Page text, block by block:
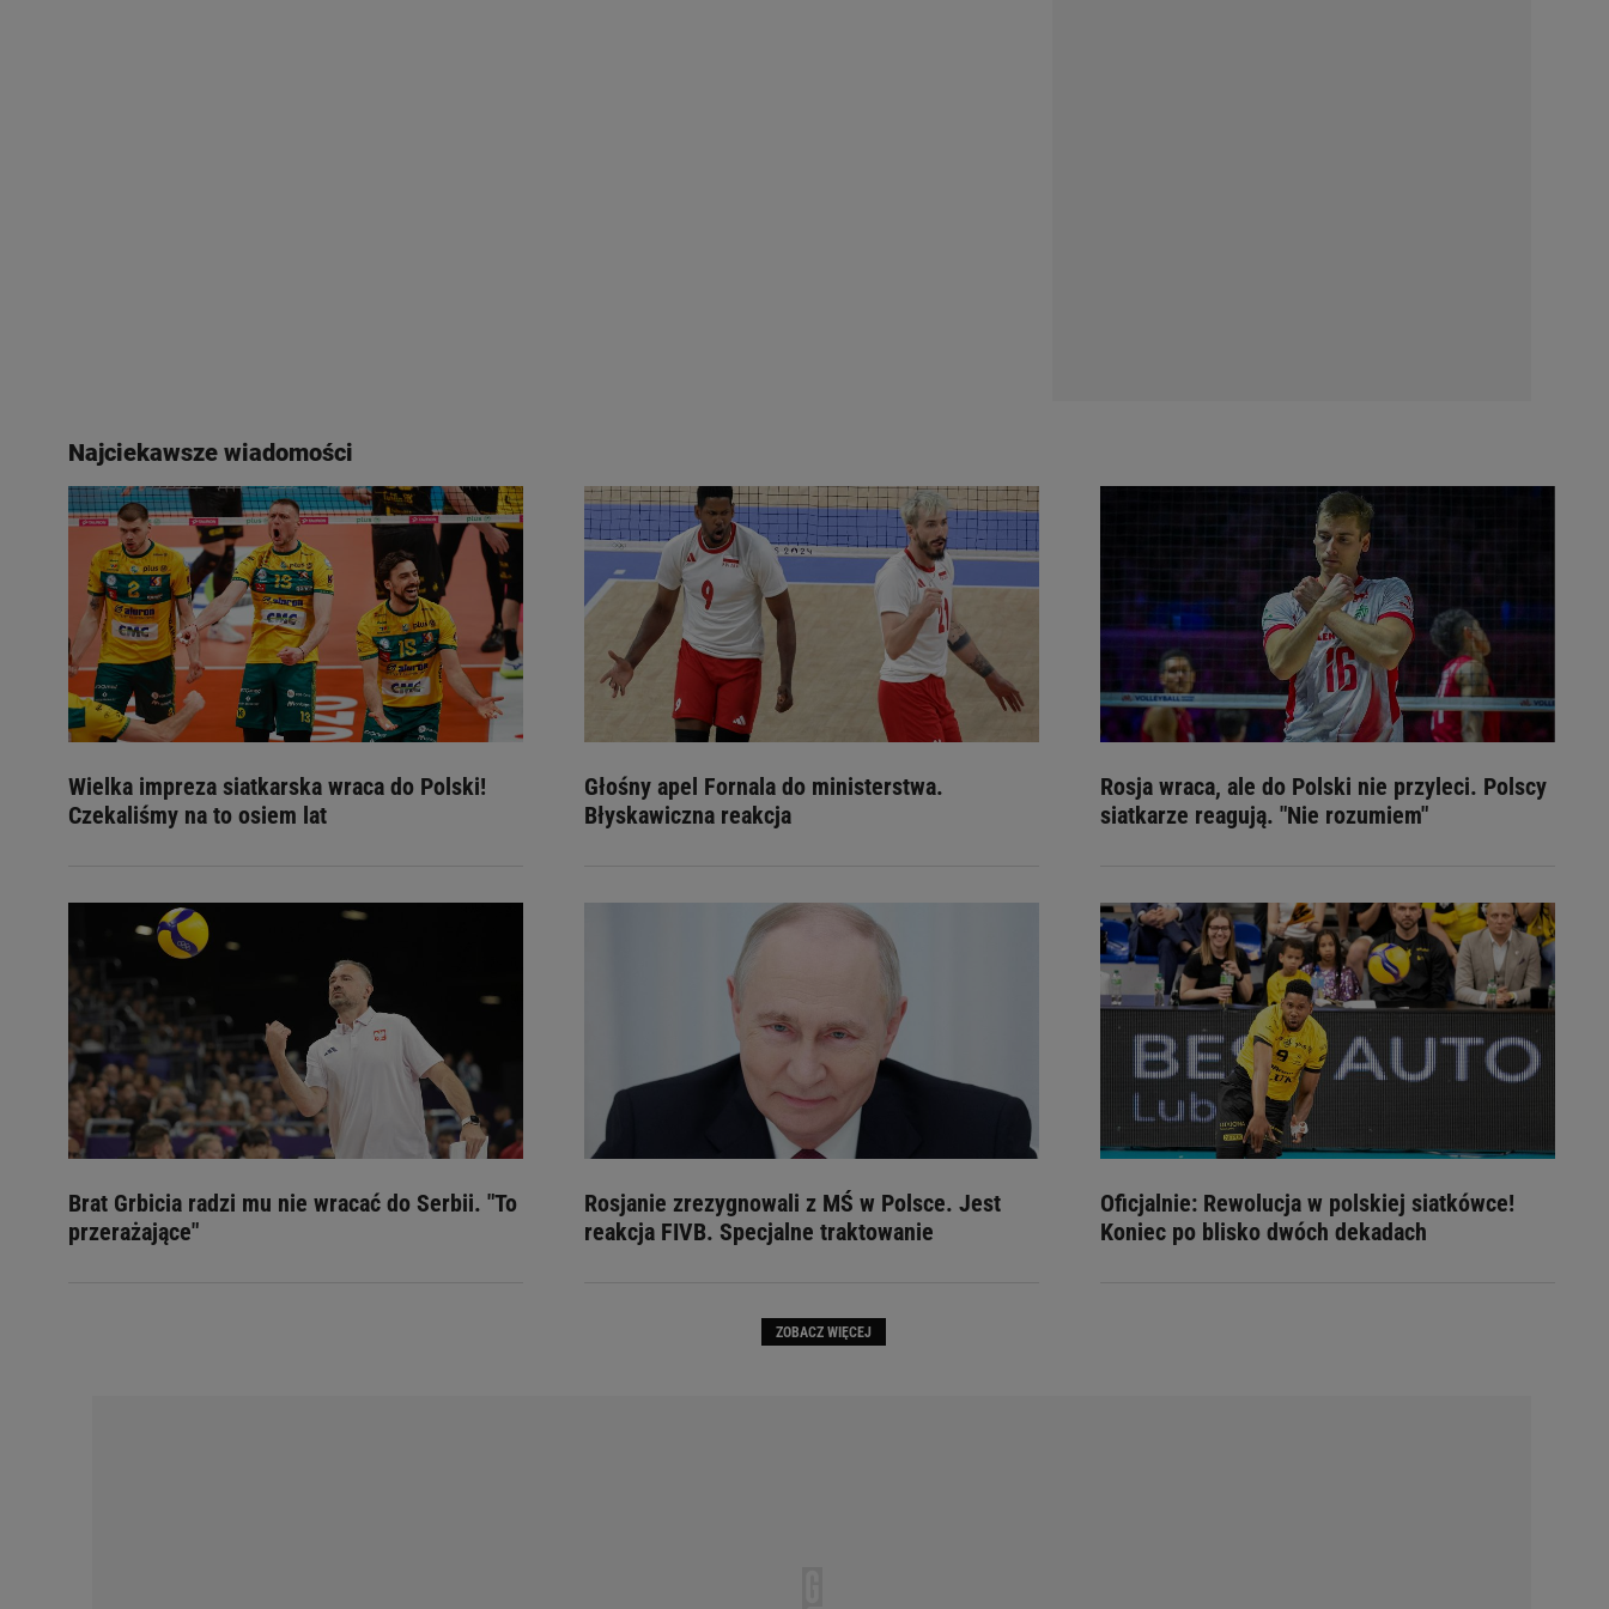
Najciekawsze wiadomości
Wielka impreza siatkarska wraca do Polski!
Czekaliśmy na to osiem lat
Głośny apel Fornala do ministerstwa.
Błyskawiczna reakcja
Rosja wraca, ale do Polski nie przyleci. Polscy
siatkarze reagują. "Nie rozumiem"
Brat Grbicia radzi mu nie wracać do Serbii. "To
przerażające"
Rosjanie zrezygnowali z MŚ w Polsce. Jest
reakcja FIVB. Specjalne traktowanie
Oficjalnie: Rewolucja w polskiej siatkówce!
Koniec po blisko dwóch dekadach
ZOBACZ WIĘCEJ